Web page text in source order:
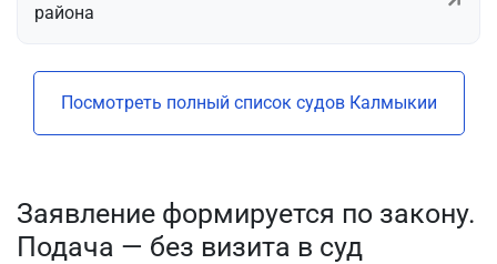
района
Посмотреть полный список судов Калмыкии
Заявление формируется по закону.
Подача — без визита в суд